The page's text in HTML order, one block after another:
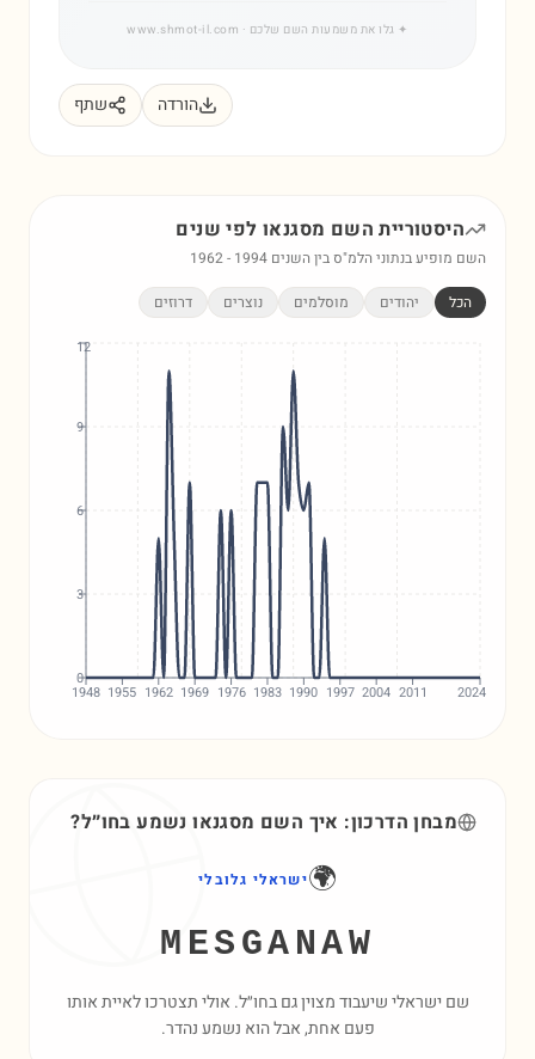
✦ גלו את משמעות השם שלכם · www.shmot-il.com
הורדה שתף
היסטוריית השם מסגנאו לפי שנים
השם מופיע בנתוני הלמ"ס בין השנים 1962- 1994
הכל יהודים מוסלמים נוצרים דרוזים
1948 1955 1962 1969 1976 1983 1990 1997 2004 2011 2024
0
3
6
9
12
מבחן הדרכון: איך השם מסגנאונשמע בחו״ל?
🌍ישראלי גלובלי
MESGANAW
שם ישראלי שיעבוד מצוין גם בחו״ל. אולי תצטרכו לאיית אותו
פעם אחת, אבל הוא נשמע נהדר.